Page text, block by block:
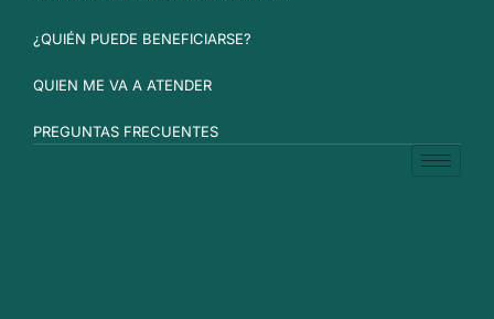
¿QUIÉN PUEDE BENEFICIARSE?
QUIEN ME VA A ATENDER
PREGUNTAS FRECUENTES